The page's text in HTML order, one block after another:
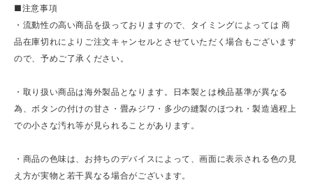
■注意事項
・流動性の高い商品を扱っておりますので、タイミングによっては 商
品在庫切れによりご注文キャンセルとさせていただく場合もございます
ので、予めご了承ください。
・取り扱い商品は海外製品となります。日本製とは検品基準が異なる
為、ボタンの付けの甘さ・畳みジワ・多少の縫製のほつれ・製造過程上
での小さな汚れ等が見られることがあります。
・商品の色味は、お持ちのデバイスによって、画面に表示される色の見
え方が実物と若干異なる場合がございます。